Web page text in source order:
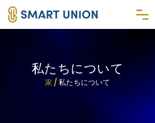
私たちについて
家 / 私たちについて